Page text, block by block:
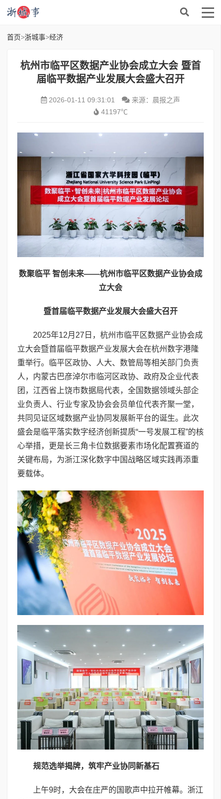
首页>浙城事>经济
杭州市临平区数据产业协会成立大会 暨首
届临平数据产业发展大会盛大召开
2026-01-11 09:31:01
来源：晨报之声
41197℃
数聚临平 智创未来——杭州市临平区数据产业协会成
立大会
暨首届临平数据产业发展大会盛大召开
2025年12月27日，杭州市临平区数据产业协会成
立大会暨首届临平数据产业发展大会在杭州数字港隆
重举行。临平区政协、人大、数管局等相关部门负责
人，内蒙古巴彦淖尔市临河区政协、政府及企业代表
团，江西省上饶市数据局代表，全国数据领域头部企
业负责人、行业专家及协会会员单位代表齐聚一堂，
共同见证区域数据产业协同发展新平台的诞生。此次
盛会是临平落实数字经济创新提质“一号发展工程”的核
心举措，更是长三角卡位数据要素市场化配置赛道的
关键布局，为浙江深化数字中国战略区域实践再添重
要载体。
规范选举揭牌，筑牢产业协同新基石
上午9时，大会在庄严的国歌声中拉开帷幕。浙江